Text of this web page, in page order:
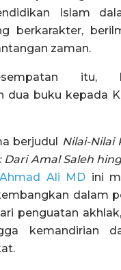
Islam
berkarakter,
zaman.
itu,
dua buku kepada
berjudul Nilai-Nilai
Dari Amal Saleh
Ahmad Ali MD ini
dalam
penguatan
kemandirian